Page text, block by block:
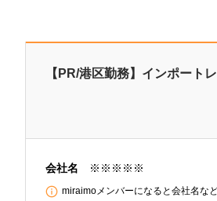
【PR/港区勤務】インポート
会社名 ※※※※※
miraimoメンバーになると会社名な